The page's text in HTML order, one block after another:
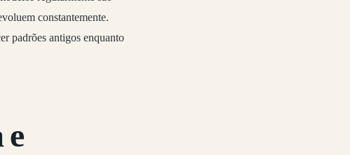
constantemente.
padrões antigos enquanto